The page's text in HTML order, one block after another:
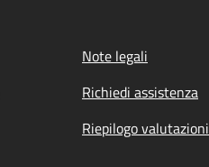
Note legali
Richiedi assistenza
Riepilogo valutazioni